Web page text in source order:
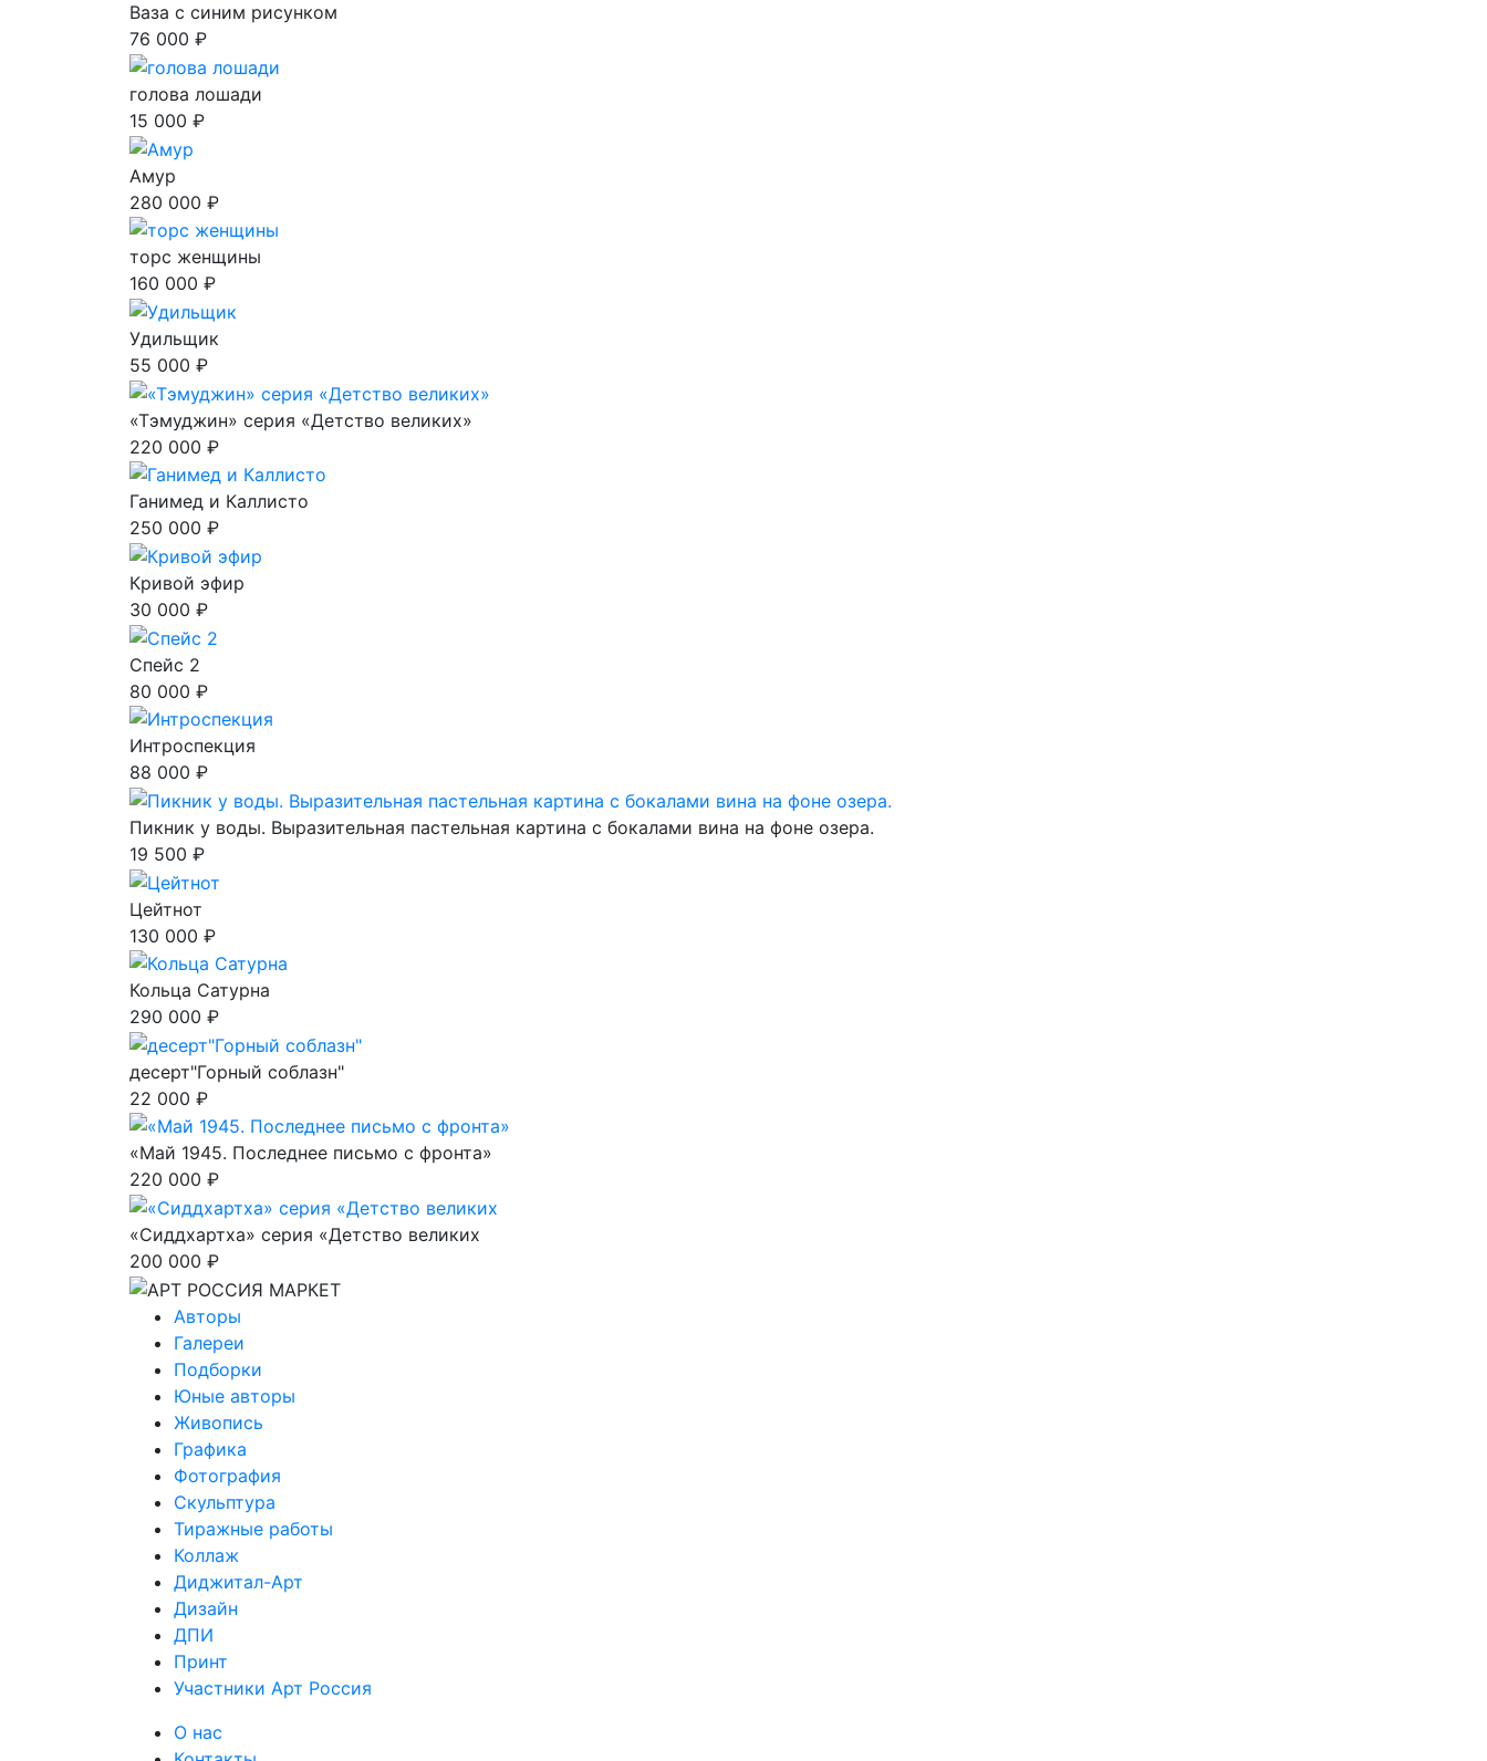
Ваза с синим рисунком
76 000 ₽
голова лошади
15 000 ₽
Амур
280 000 ₽
торс женщины
160 000 ₽
Удильщик
55 000 ₽
«Тэмуджин» серия «Детство великих»
220 000 ₽
Ганимед и Каллисто
250 000 ₽
Кривой эфир
30 000 ₽
Спейс 2
80 000 ₽
Интроспекция
88 000 ₽
Пикник у воды. Выразительная пастельная картина с бокалами вина на фоне озера.
19 500 ₽
Цейтнот
130 000 ₽
Кольца Сатурна
290 000 ₽
десерт"Горный соблазн"
22 000 ₽
«Май 1945. Последнее письмо с фронта»
220 000 ₽
«Сиддхартха» серия «Детство великих
200 000 ₽
Авторы
Галереи
Подборки
Юные авторы
Живопись
Графика
Фотография
Скульптура
Тиражные работы
Коллаж
Диджитал-Арт
Дизайн
ДПИ
Принт
Участники Арт Россия
О нас